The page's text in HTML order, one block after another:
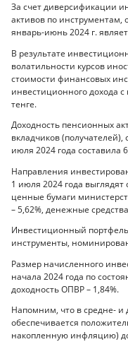
За счет диверсификации
активов по
январь-июнь 2024 г.
В результате
волатильности курсов
стоимости финансовых
инвестиционного дохода с
тенге.
Доходность пенсионных
вкладчиков (получателей),
июля 2024 года составила
Направления
1 июля 2024 года
ценные бумаги
– 5,62%, денежные
Инвестиционный
инструменты,
Размер начисленного
начала 2024 года по
доходность ОПВР – 1,84%.
Напомним, что в средне- и
обеспечивается
накопленную инфляцию)